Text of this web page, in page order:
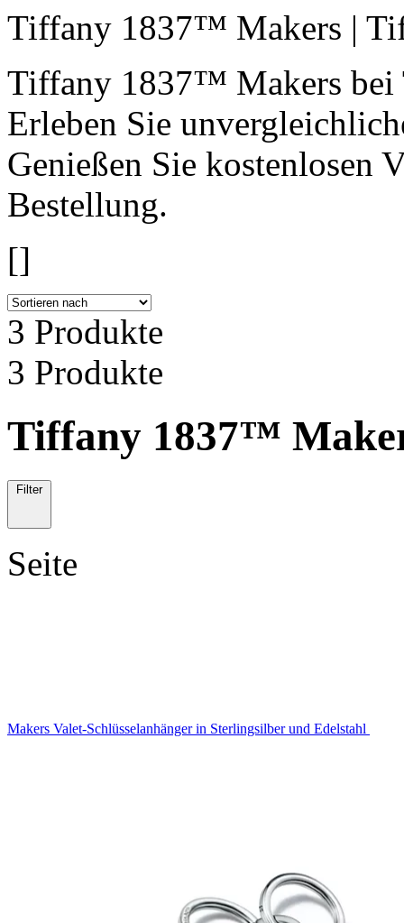
Tiffany 1837™ Makers |
Tiffany 1837™ Makers bei
Erleben Sie
Genießen Sie kostenlosen
Bestellung.
[]
3 Produkte
3 Produkte
Tiffany 1837™
Filter
Seite
Makers Valet-Schlüsselanhänger in Sterlingsilber und Edelstahl